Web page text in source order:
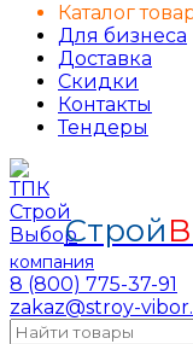
Каталог
Для бизнеса
Доставка
Скидки
Контакты
Тендеры
Строй
компания
8 (800) 775-37-91
zakaz@stroy-